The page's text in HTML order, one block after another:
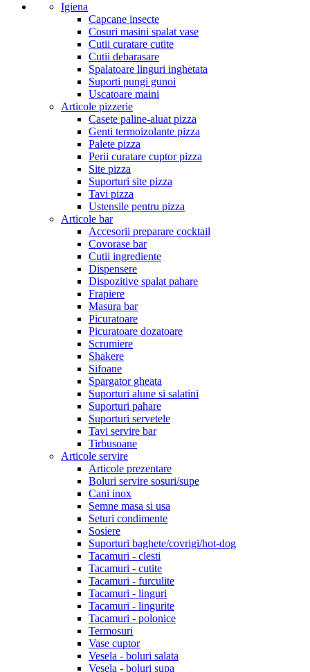
Igiena
Capcane insecte
Cosuri masini spalat vase
Cutii curatare cutite
Cutii debarasare
Spalatoare linguri inghetata
Suporti pungi gunoi
Uscatoare maini
Articole pizzerie
Casete paline-aluat pizza
Genti termoizolante pizza
Palete pizza
Perii curatare cuptor pizza
Site pizza
Suporturi site pizza
Tavi pizza
Ustensile pentru pizza
Articole bar
Accesorii preparare cocktail
Covorase bar
Cutii ingrediente
Dispensere
Dispozitive spalat pahare
Frapiere
Masura bar
Picuratoare
Picuratoare dozatoare
Scrumiere
Shakere
Sifoane
Spargator gheata
Suporturi alune si salatini
Suporturi pahare
Suporturi servetele
Tavi servire bar
Tirbusoane
Articole servire
Articole prezentare
Boluri servire sosuri/supe
Cani inox
Semne masa si usa
Seturi condimente
Sosiere
Suporturi baghete/covrigi/hot-dog
Tacamuri - clesti
Tacamuri - cutite
Tacamuri - furculite
Tacamuri - linguri
Tacamuri - lingurite
Tacamuri - polonice
Termosuri
Vase cuptor
Vesela - boluri salata
Vesela - boluri supa